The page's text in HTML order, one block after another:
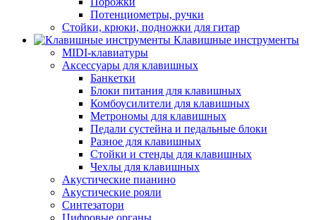
Потенциометры, ручки
Стойки, крюки, подножки для гитар
Клавишные инструменты
MIDI-клавиатуры
Аксессуары для клавишных
Банкетки
Блоки питания для клавишных
Комбоусилители для клавишных
Метрономы для клавишных
Педали сустейна и педальные блоки
Разное для клавишных
Стойки и стенды для клавишных
Чехлы для клавишных
Акустические пианино
Акустические рояли
Синтезатори
Цифровые органы